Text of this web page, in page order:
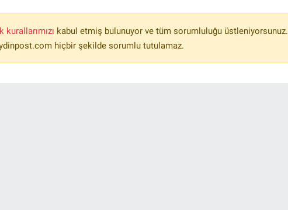
kurallarımızı kabul etmiş bulunuyor ve tüm sorumluluğu üstleniyorsunuz.
hiçbir şekilde sorumlu tutulamaz.